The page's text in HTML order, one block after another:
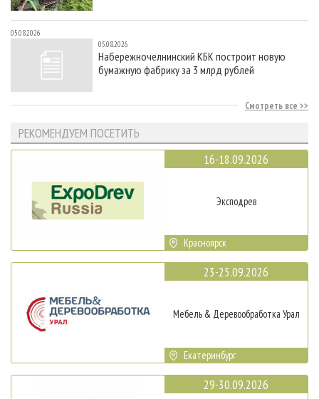
05.08.2026
05.08.2026
Набережночелнинский КБК построит новую
бумажную фабрику за 3 млрд рублей
Смотреть все
РЕКОМЕНДУЕМ ПОСЕТИТЬ
16-18.09.2026
Эксподрев
Красноярск
23-25.09.2026
Мебель & Деревообработка Урал
Екатеринбург
29-30.09.2026